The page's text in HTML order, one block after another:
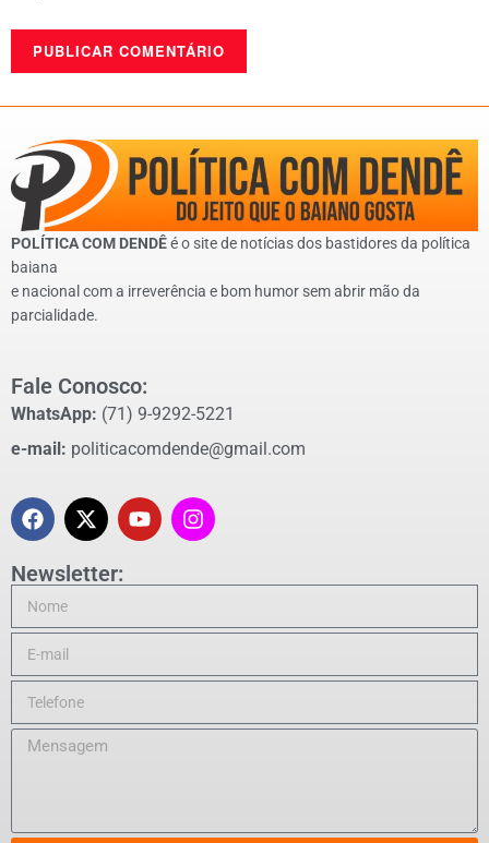
POLÍTICA COM DENDÊé o site de notícias dos bastidores da política
baiana
e nacional com a irreverência e bom humor sem abrir mão da
parcialidade.
Fale Conosco:
WhatsApp: (71) 9-9292-5221
e-mail: politicacomdende@gmail.com
Newsletter: